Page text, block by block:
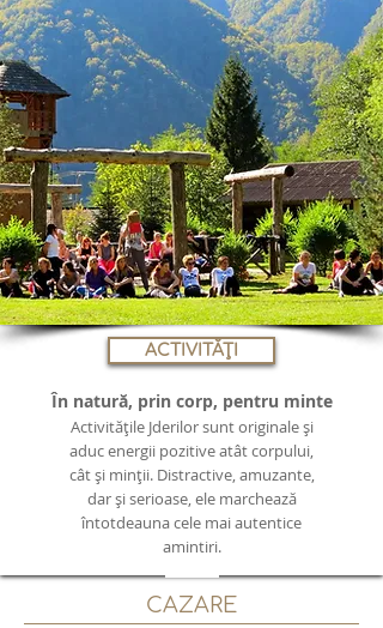
ACTIVITĂȚI
În natură, prin corp, pentru minte
Activitățile Jderilor sunt originale și
aduc energii pozitive atât corpului,
cât și minții. Distractive, amuzante,
dar și serioase, ele marchează
întotdeauna cele mai autentice
amintiri.
CAZARE